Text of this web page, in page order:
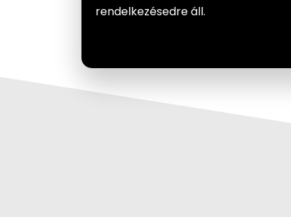
rendelkezésedre áll.